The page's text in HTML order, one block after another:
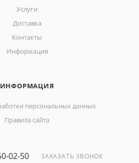
Услуги
Доставка
Контакты
Информация
ИНФОРМАЦИЯ
персональных данных
Правила сайта
02-50 ЗАКАЗАТЬ ЗВОНОК